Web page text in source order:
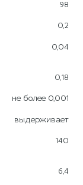
98
0,2
0,04
0,18
не более 0,001
выдерживает
140
6,4